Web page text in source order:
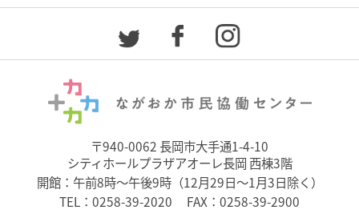
〒940-0062 長岡市大手通1-4-10
シティホールプラザアオーレ長岡 西棟3階
開館：午前8時～午後9時（12月29日～1月3日除く）
TEL： 0258-39-2020 FAX：0258-39-2900